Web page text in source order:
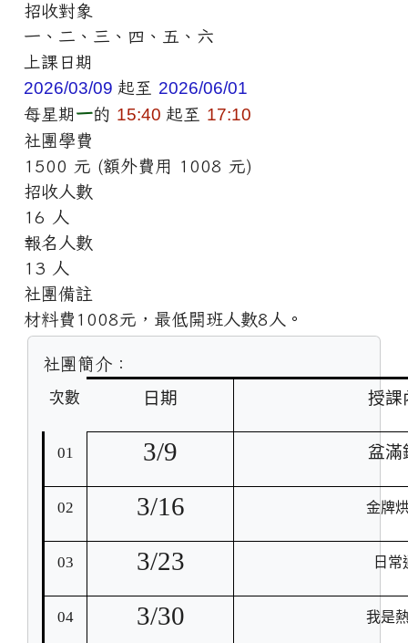
招收對象
一、二、三、四、五、六
上課日期
2026/03/09 起至 2026/06/01
每星期 一的 15:40 起至 17:10
社團學費
1500 元 (額外費用 1008 元)
招收人數
16 人
報名人數
13 人
社團備註
材料費1008元，最低開班人數8人。
社團簡介：
次數
日期 授課
01 3/9 盆滿
02 3/16 金牌
03 3/23 日常
04 3/30 我是